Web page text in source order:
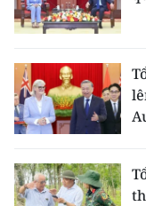
CHUYÊN ĐỀ
CÁC CHUYÊN
VỀ BÁO NHÂN DÂN
THỜI NAY